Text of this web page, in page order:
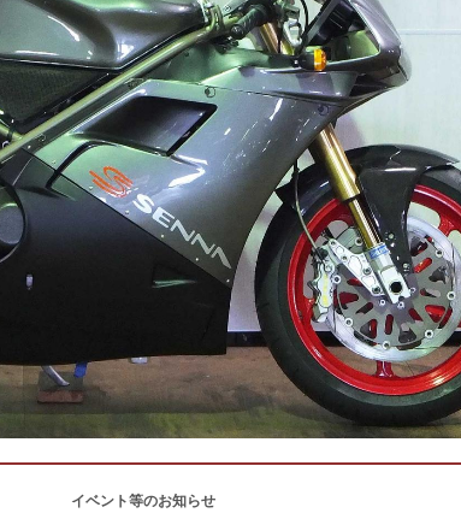
イベント等のお知らせ